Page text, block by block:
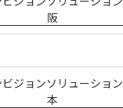
阪
ジョンソリューショ
本